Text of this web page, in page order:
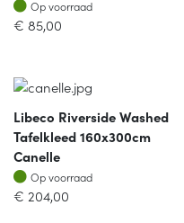
Op voorraad
€ 85,00
Libeco Riverside Washed
Tafelkleed 160x300cm
Canelle
Op voorraad
Op voorraad
€ 204,00